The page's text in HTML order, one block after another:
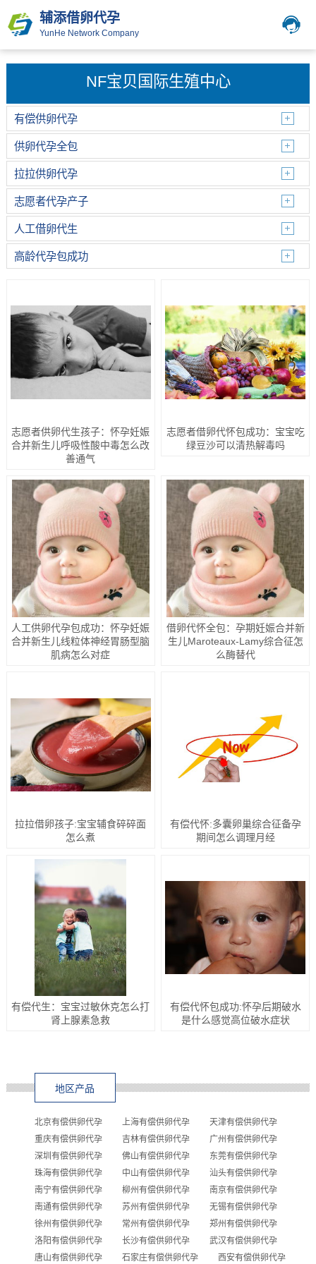
辅添借卵代孕
YunHe Network Company
NF宝贝国际生殖中心
有偿供卵代孕
供卵代孕全包
拉拉供卵代孕
志愿者代孕产子
人工借卵代生
高龄代孕包成功
志愿者供卵代生孩子：怀孕妊娠
合并新生儿呼吸性酸中毒怎么改
善通气
志愿者借卵代怀包成功：宝宝吃
绿豆沙可以清热解毒吗
人工供卵代孕包成功：怀孕妊娠
合并新生儿线粒体神经胃肠型脑
肌病怎么对症
借卵代怀全包：孕期妊娠合并新
生儿Maroteaux-Lamy综合征怎
么酶替代
拉拉借卵孩子:宝宝辅食碎碎面
怎么煮
有偿代怀:多囊卵巢综合征备孕
期间怎么调理月经
有偿代生：宝宝过敏休克怎么打
肾上腺素急救
有偿代怀包成功:怀孕后期破水
是什么感觉高位破水症状
地区产品
北京有偿供卵代孕 上海有偿供卵代孕
天津有偿供卵代孕
重庆有偿供卵代孕
吉林有偿供卵代孕
广州有偿供卵代孕
深圳有偿供卵代孕
佛山有偿供卵代孕
东莞有偿供卵代孕
珠海有偿供卵代孕
中山有偿供卵代孕
汕头有偿供卵代孕
南宁有偿供卵代孕
柳州有偿供卵代孕
南京有偿供卵代孕
南通有偿供卵代孕
苏州有偿供卵代孕
无锡有偿供卵代孕
徐州有偿供卵代孕
常州有偿供卵代孕
郑州有偿供卵代孕
洛阳有偿供卵代孕
长沙有偿供卵代孕
武汉有偿供卵代孕
唐山有偿供卵代孕
石家庄有偿供卵代孕 西安有偿供卵代孕